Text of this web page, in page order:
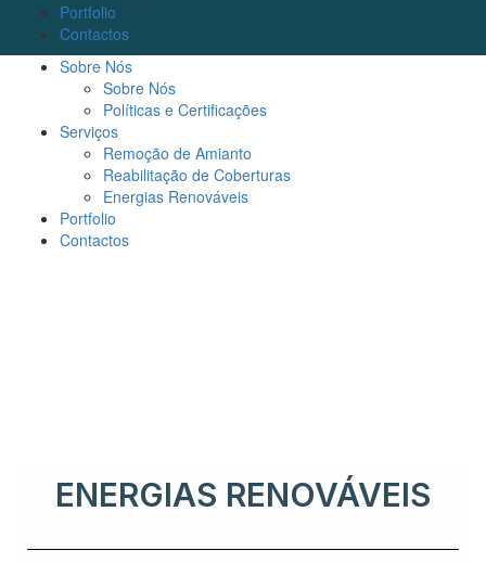
Portfolio
Contactos
Sobre Nós
Sobre Nós
Políticas e Certificações
Serviços
Remoção de Amianto
Reabilitação de Coberturas
Energias Renováveis
Portfolio
Contactos
ENERGIAS RENOVÁVEIS